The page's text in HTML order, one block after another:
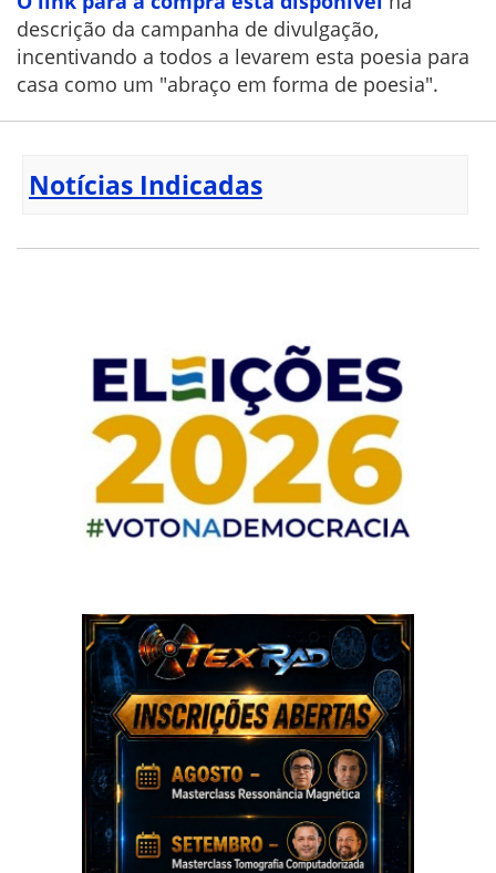
descrição da campanha de divulgação,
incentivando a todos a levarem esta poesia para
casa como um "abraço em forma de poesia".
Notícias Indicadas